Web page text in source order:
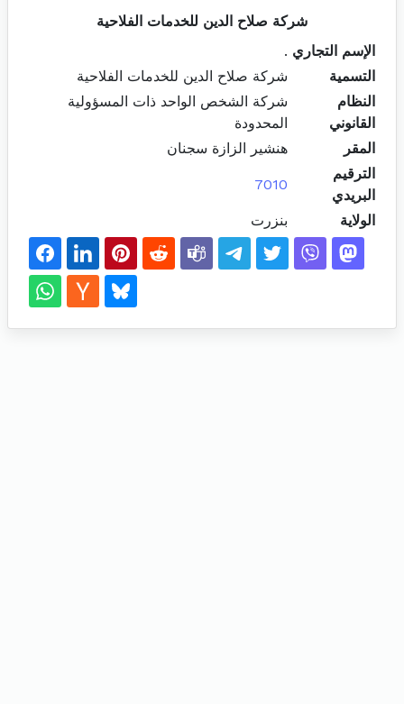
شركة صلاح الدين للخدمات الفلاحية
الإسم التجاري .
التسمية
شركة صلاح الدين للخدمات الفلاحية
النظام
القانوني
شركة الشخص الواحد ذات المسؤولية
المحدودة
المقر
هنشير الزازة سجنان
الترقيم
البريدي
7010
الولاية بنزرت